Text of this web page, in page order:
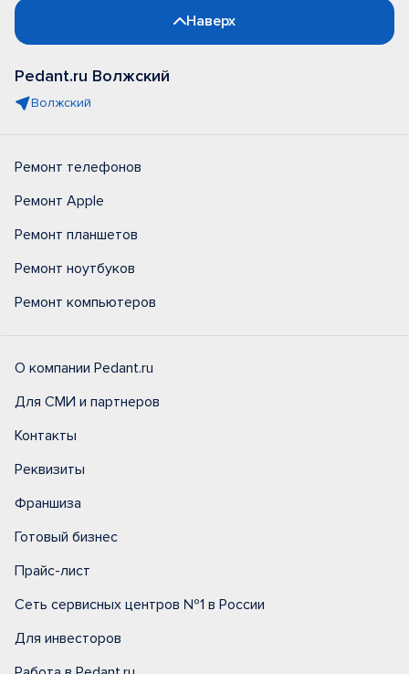
Наверх
Pedant.ru Волжский
Волжский
Ремонт телефонов
Ремонт Apple
Ремонт планшетов
Ремонт ноутбуков
Ремонт компьютеров
О компании Pedant.ru
Для СМИ и партнеров
Контакты
Реквизиты
Франшиза
Готовый бизнес
Прайс-лист
Сеть сервисных центров №1 в России
Для инвесторов